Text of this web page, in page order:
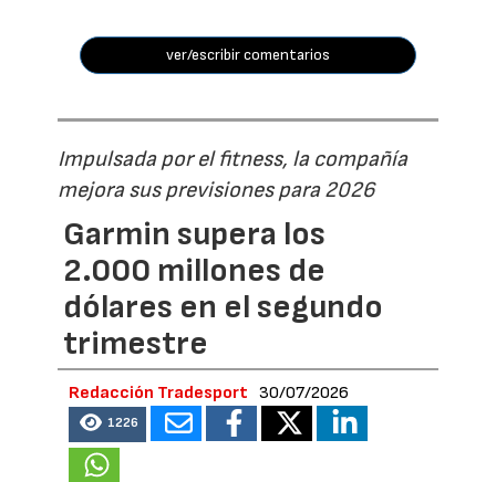
ver/escribir comentarios
Impulsada por el fitness, la compañía
mejora sus previsiones para 2026
Garmin supera los
2.000 millones de
dólares en el segundo
trimestre
Redacción Tradesport 30/07/2026
1226